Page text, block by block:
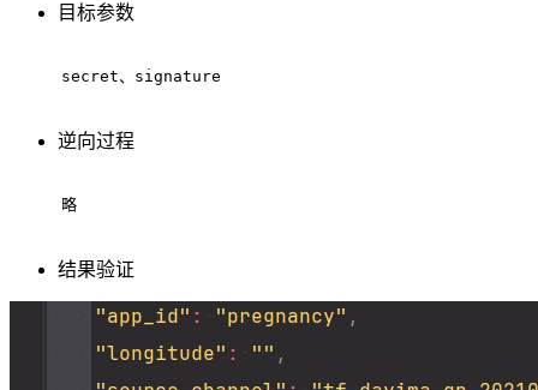
目标参数
secret、signature
逆向过程
略
结果验证